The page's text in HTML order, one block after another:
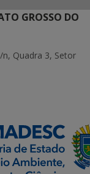
GROSSO DO
Quadra 3, Setor